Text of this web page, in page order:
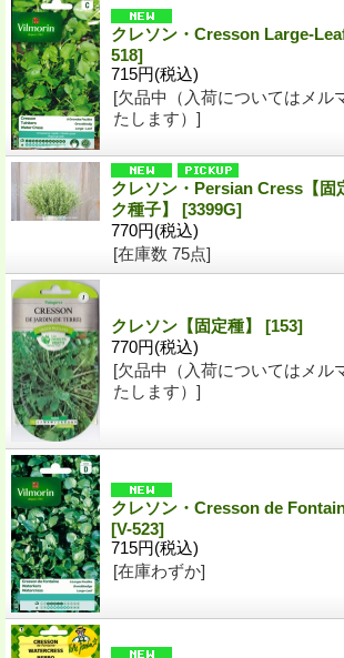
クレソン・Cresson Large-
518]
715円(税込)
[欠品中（入荷についてはメル
たします）]
クレソン・Persian Cress【固
ク種子】 [3399G]
770円(税込)
[在庫数 75点]
クレソン【固定種】 [153]
770円(税込)
[欠品中（入荷についてはメル
たします）]
クレソン・Cresson de
[V-523]
715円(税込)
[在庫わずか]